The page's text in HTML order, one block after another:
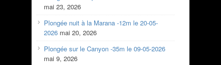
mai 23, 2026
Plongée nuit à la Marana -12m le 20-05-
2026 mai 20, 2026
Plongée sur le Canyon -35m le 09-05-2026
mai 9, 2026